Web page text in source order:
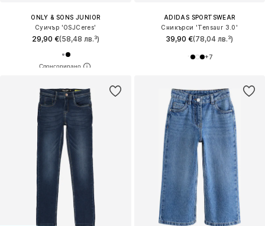
ONLY & SONS JUNIOR
Суичър 'OSJCeres'
29,90 €(58,48 лв.³)
ADIDAS SPORTSWEAR
Сникърси 'Tensaur 3.0'
39,90 €(78,04 лв.³)
+7